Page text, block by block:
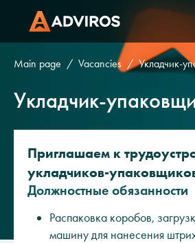
Main page Vacancies Укладчик-
Укладчик-
Приглашаем к
укладчиков-
Должностные обязанности
Распаковка коробов,
машину для нанесения